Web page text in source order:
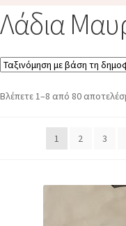
Λάδια
Βλέπετε 1–8 από 80
1 2 3